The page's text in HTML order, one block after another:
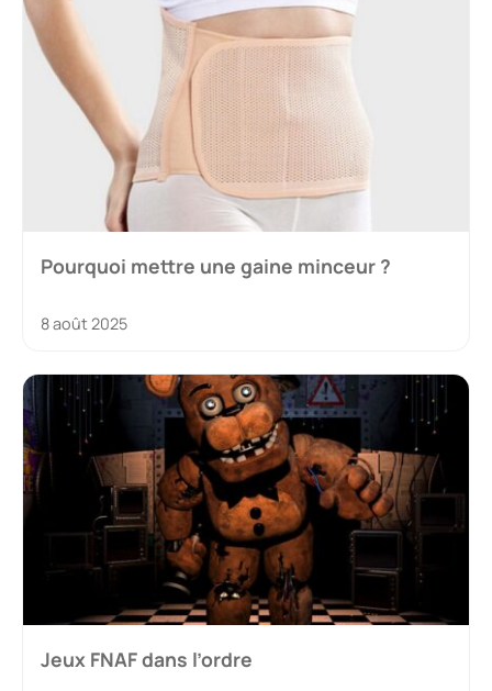
Pourquoi mettre une gaine minceur ?
8 août 2025
Jeux FNAF dans l’ordre